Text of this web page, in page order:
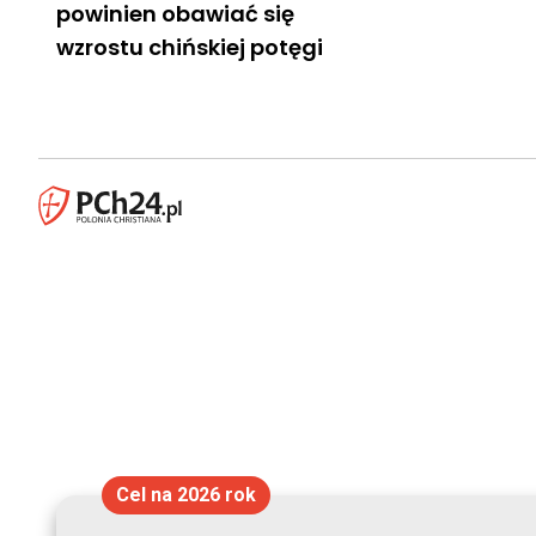
powinien obawiać się
wzrostu chińskiej potęgi
Cel na 2026 rok